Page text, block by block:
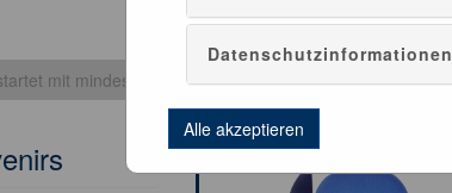
Datenschutzinformationen
Alle akzeptieren